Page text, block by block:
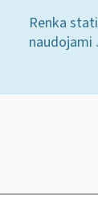
Renka
naudojami